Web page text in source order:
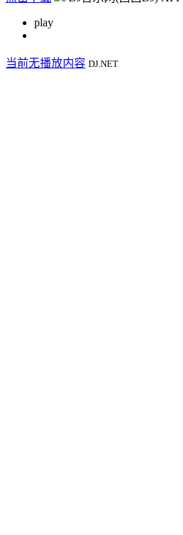
play
当前无播放内容 DJ.NET